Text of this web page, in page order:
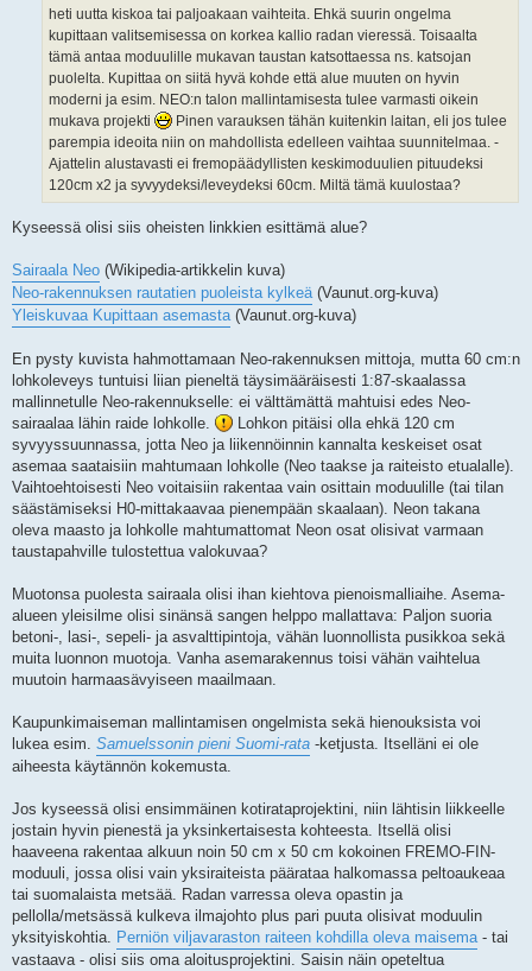
heti uutta kiskoa tai paljoakaan vaihteita. Ehkä suurin ongelma
kupittaan valitsemisessa on korkea kallio radan vieressä. Toisaalta
tämä antaa moduulille mukavan taustan katsottaessa ns. katsojan
puolelta. Kupittaa on siitä hyvä kohde että alue muuten on hyvin
moderni ja esim. NEO:n talon mallintamisesta tulee varmasti oikein
mukava projekti
Pinen varauksen tähän kuitenkin laitan, eli jos tulee
parempia ideoita niin on mahdollista edelleen vaihtaa suunnitelmaa. -
Ajattelin alustavasti ei fremopäädyllisten keskimoduulien pituudeksi
120cm x2 ja syvyydeksi/leveydeksi 60cm. Miltä tämä kuulostaa?
Kyseessä olisi siis oheisten linkkien esittämä alue?
Sairaala Neo (Wikipedia-artikkelin kuva)
Neo-rakennuksen rautatien puoleista kylkeä(Vaunut.org-kuva)
Yleiskuvaa Kupittaan asemasta(Vaunut.org-kuva)
En pysty kuvista hahmottamaan Neo-rakennuksen mittoja, mutta 60 cm:n
lohkoleveys tuntuisi liian pieneltä täysimääräisesti 1:87-skaalassa
mallinnetulle Neo-rakennukselle: ei välttämättä mahtuisi edes Neo-
sairaalaa lähin raide lohkolle.
Lohkon pitäisi olla ehkä 120 cm
syvyyssuunnassa, jotta Neo ja liikennöinnin kannalta keskeiset osat
asemaa saataisiin mahtumaan lohkolle (Neo taakse ja raiteisto etualalle).
Vaihtoehtoisesti Neo voitaisiin rakentaa vain osittain moduulille (tai tilan
säästämiseksi H0-mittakaavaa pienempään skaalaan). Neon takana
oleva maasto ja lohkolle mahtumattomat Neon osat olisivat varmaan
taustapahville tulostettua valokuvaa?
Muotonsa puolesta sairaala olisi ihan kiehtova pienoismalliaihe. Asema-
alueen yleisilme olisi sinänsä sangen helppo mallattava: Paljon suoria
betoni-, lasi-, sepeli- ja asvalttipintoja, vähän luonnollista pusikkoa sekä
muita luonnon muotoja. Vanha asemarakennus toisi vähän vaihtelua
muutoin harmaasävyiseen maailmaan.
Kaupunkimaiseman mallintamisen ongelmista sekä hienouksista voi
lukea esim. Samuelssonin pieni Suomi-rata -ketjusta. Itselläni ei ole
aiheesta käytännön kokemusta.
Jos kyseessä olisi ensimmäinen kotirataprojektini, niin lähtisin liikkeelle
jostain hyvin pienestä ja yksinkertaisesta kohteesta. Itsellä olisi
haaveena rakentaa alkuun noin 50 cm x 50 cm kokoinen FREMO-FIN-
moduuli, jossa olisi vain yksiraiteista päärataa halkomassa peltoaukeaa
tai suomalaista metsää. Radan varressa oleva opastin ja
pellolla/metsässä kulkeva ilmajohto plus pari puuta olisivat moduulin
yksityiskohtia. Perniön viljavaraston raiteen kohdilla oleva maisema- tai
vastaava - olisi siis oma aloitusprojektini. Saisin näin opeteltua